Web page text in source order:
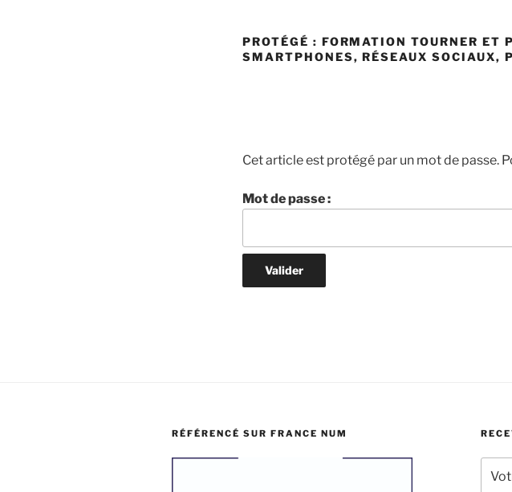
PROTÉGÉ : FORMATION TOURNER ET
SMARTPHONES, RÉSEAUX SOCIAUX,
Cet article est protégé par un mot de passe.
Mot de passe :
RÉFÉRENCÉ SUR FRANCE NUM